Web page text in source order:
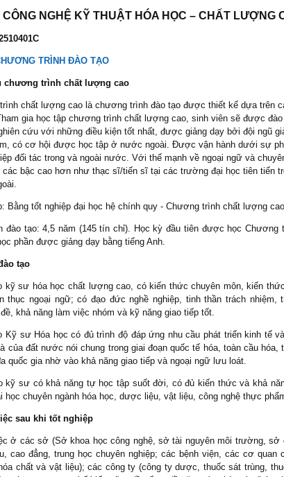
CÔNG NGHỆ KỸ THUẬT HÓA HỌC – CHẤT LƯỢNG
TRÌNH ĐÀO TẠO
chương trình chất lượng cao
chất lượng cao là chương trình đào tạo được thiết kế dựa trên
gia học tập chương trình chất lượng cao, sinh viên sẽ được
cứu với những điều kiện tốt nhất, được giảng dạy bởi đội ngũ
có cơ hội được học tập ở nước ngoài. Được vận hành dưới sự
đối tác trong và ngoài nước. Với thế mạnh về ngoại ngữ và
các bậc cao hơn như thạc sĩ/tiến sĩ tại các trường đại học tiên tiến
Bằng tốt nghiệp đại học hệ chính quy - Chương trình chất lượng
đào tạo: 4,5 năm (145 tín chỉ). Học kỳ đầu tiên được học
phần được giảng dạy bằng tiếng Anh.
tạo
sư hóa học chất lượng cao, có kiến thức chuyên môn, kiến
thục ngoại ngữ; có đạo đức nghề nghiệp, tinh thần trách nhiệm,
khả năng làm việc nhóm và kỹ năng giao tiếp tốt.
sư Hóa học có đủ trình độ đáp ứng nhu cầu phát triển kinh tế
của đất nước nói chung trong giai đoạn quốc tế hóa, toàn cầu
quốc gia nhờ vào khả năng giao tiếp và ngoại ngữ lưu loát.
sư có khả năng tự học tập suốt đời, có đủ kiến thức và khả
học chuyên ngành hóa học, dược liệu, vật liệu, công nghệ thực
sau khi tốt nghiệp
ở các sở (Sở khoa học công nghệ, sở tài nguyên môi trường,
cao đẳng, trung học chuyên nghiệp; các bệnh viện, các cơ quan
chất và vật liệu); các công ty (công ty dược, thuốc sát trùng,